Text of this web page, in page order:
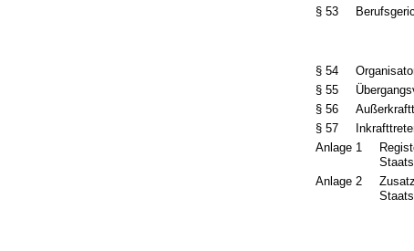
§ 53
§ 54
§ 55
§ 56
§ 57
Anlage 1
Anlage 2